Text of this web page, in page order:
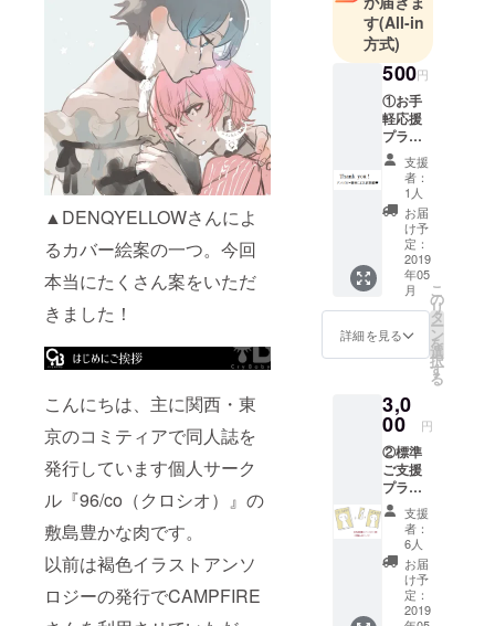
▲DENQYELLOWさんによ
るカバー絵案の一つ。今回
本当にたくさん案をいただ
きました！
こんにちは、主に関西・東
京のコミティアで同人誌を
発行しています個人サーク
ル『96/co（クロシオ）』の
敷島豊かな肉です。
以前は褐色イラストアンソ
ロジーの発行でCAMPFIRE
ト94に参加
していま
2017年には
セーラー服
イラストア
ンソロジー
「NAUTAE」
を発行し、
23名の作家
さんにご参
加いただき
ました。
コミティア
123ではカタ
アズマガジ
ン」にて拙
作「キラキ
ラくん」を
紹介してい
ただきまし
今後はコミ
す(All-in
方式)
500円
①お手
軽応援
プラン
・アン
ソロ
ジー巻
末にお
名前を
掲載し
ます。
※備考欄
に掲載
用のお
名前を
ご記入
入のな
い場合
は
CAMPF
IREユー
ザー
ネーム
を掲載
いたし
ます。
支援
者：
1人
お届
け予
定：
2019
年05
月
詳細を見る
こ
の
リ
タ
ー
ン
を
選
択
す
る
3,0
00 円
②標準
ご支援
プラン
・①の
リター
ン ・ア
ンソロ
ジー1冊
・カ
バー画
支援
者：
6人
お届
け予
定：
2019